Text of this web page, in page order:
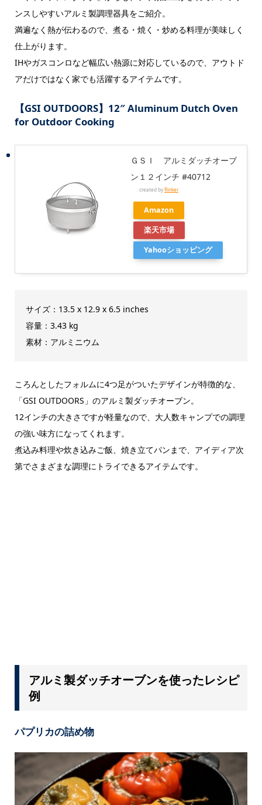
ンスしやすいアルミ製調理器具をご紹介。
満遍なく熱が伝わるので、煮る・焼く・炒める料理が美味しく
仕上がります。
IHやガスコンロなど幅広い熱源に対応しているので、アウトド
アだけではなく家でも活躍するアイテムです。
【GSI OUTDOORS】12″ Aluminum Dutch Oven
for Outdoor Cooking
ＧＳＩ アルミダッチオーブ
ン１２インチ #40712
created by Rinker
Amazon
楽天市場
Yahooショッピング
サイズ：13.5 x 12.9 x 6.5 inches
容量：3.43 kg
素材：アルミニウム
ころんとしたフォルムに4つ足がついたデザインが特徴的な、
「GSI OUTDOORS」のアルミ製ダッチオーブン。
12インチの大きさですが軽量なので、大人数キャンプでの調理
の強い味方になってくれます。
煮込み料理や炊き込みご飯、焼き立てパンまで、アイディア次
第でさまざまな調理にトライできるアイテムです。
アルミ製ダッチオーブンを使ったレシピ
例
パプリカの詰め物